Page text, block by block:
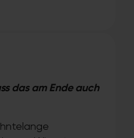
das am Ende auch